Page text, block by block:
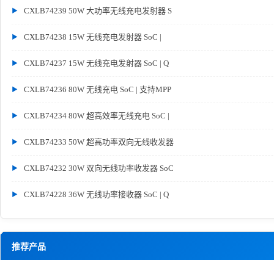
CXLB74239 50W 大功率无线充电发射器 S
CXLB74238 15W 无线充电发射器 SoC |
CXLB74237 15W 无线充电发射器 SoC | Q
CXLB74236 80W 无线充电 SoC | 支持MPP
CXLB74234 80W 超高效率无线充电 SoC |
CXLB74233 50W 超高功率双向无线收发器
CXLB74232 30W 双向无线功率收发器 SoC
CXLB74228 36W 无线功率接收器 SoC | Q
推荐产品